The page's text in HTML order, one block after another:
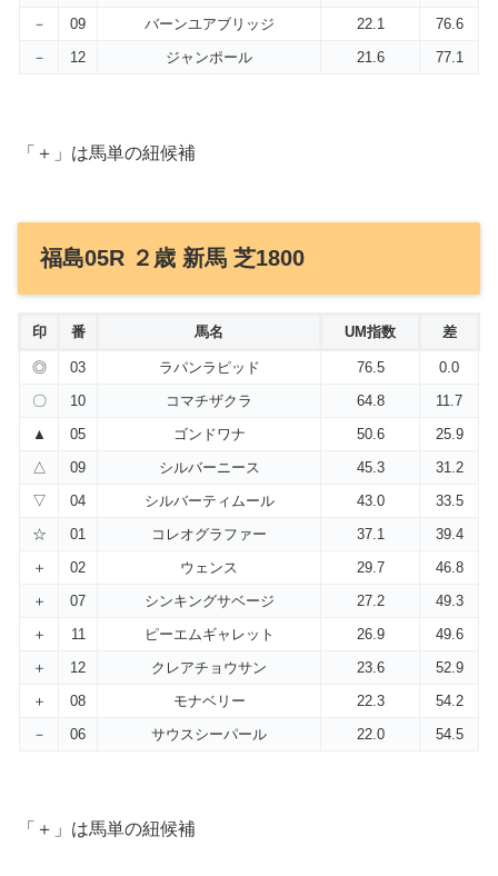
－
09 バーンユアブリッジ 22.1
76.6
－
12 ジャンポール 21.6 77.1
「＋」は馬単の紐候補
福島05R ２歳 新馬 芝1800
印 番 馬名 UM指数 差
◎ 03 ラパンラピッド 76.5
0.0
〇
10 コマチザクラ 64.8
11.7
▲
05 ゴンドワナ 50.6
25.9
△
09 シルバーニース 45.3
31.2
▽
04 シルバーティムール 43.0
33.5
☆
01 コレオグラファー 37.1
39.4
＋
02 ウェンス 29.7
46.8
＋
07 シンキングサベージ 27.2
49.3
＋
11 ピーエムギャレット 26.9
49.6
＋
12 クレアチョウサン 23.6
52.9
＋
08 モナベリー 22.3
54.2
－
06 サウスシーパール 22.0 54.5
「＋」は馬単の紐候補